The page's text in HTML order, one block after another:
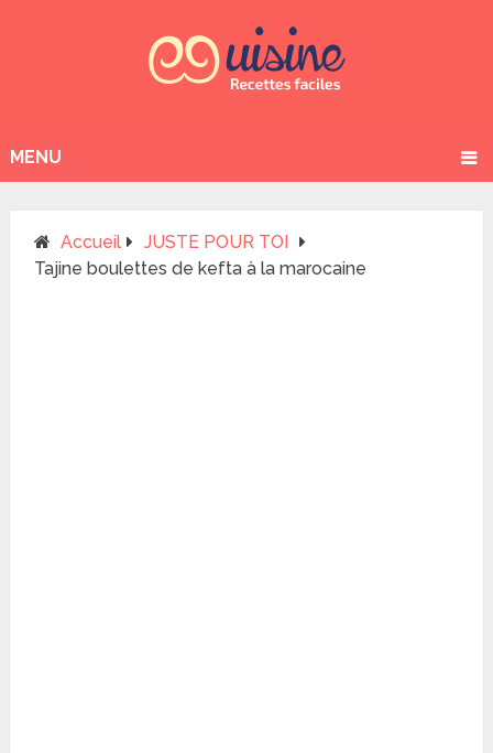
MENU
Accueil
JUSTE POUR TOI
Tajine boulettes de kefta à la marocaine